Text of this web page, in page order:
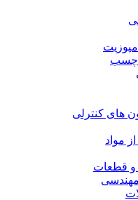
چسب
های کنترلی
مواد
و قطعات
مهندسی